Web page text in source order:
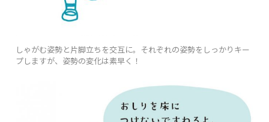
しゃがむ姿勢と片脚立ちを交互に。それぞれの姿勢をしっかりキー
プしますが、姿勢の変化は素早く！